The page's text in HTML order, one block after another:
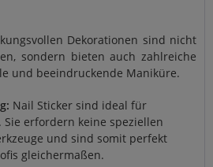
Dekorationen sind nicht
sondern bieten auch zahlreiche
und beeindruckende Maniküre.
Nail Sticker sind ideal für
erfordern keine speziellen
und sind somit perfekt
gleichermaßen.